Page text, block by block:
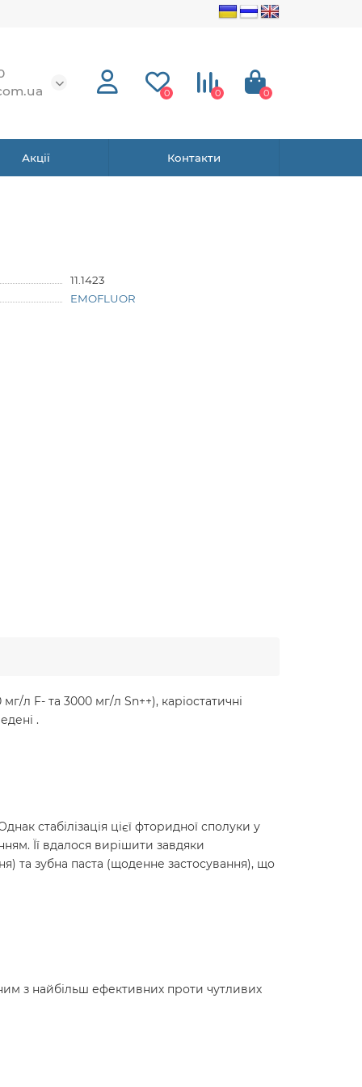
0 0 0
Акції Контакти
11.1423
EMOFLUOR
л F- та 3000 мг/л Sn++), каріостатичні
.
стабілізація цієї фторидної сполуки у
Її вдалося вирішити завдяки
та зубна паста (щоденне застосування), що
з найбільш ефективних проти чутливих